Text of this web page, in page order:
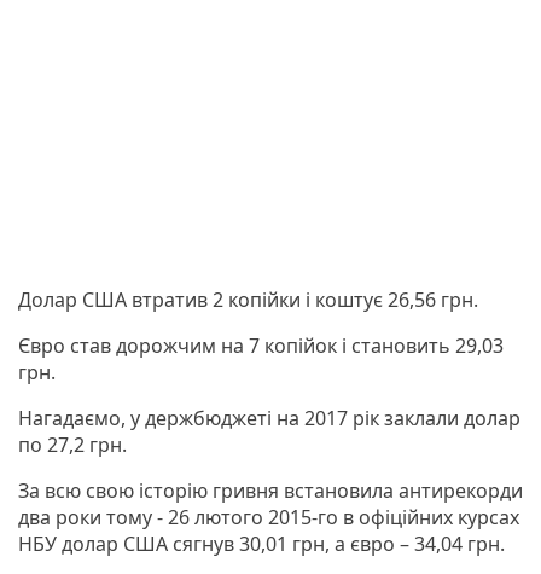
Долар США втратив 2 копійки і коштує 26,56 грн.
Євро став дорожчим на 7 копійок і становить 29,03
грн.
Нагадаємо, у держбюджеті на 2017 рік заклали долар
по 27,2 грн.
За всю свою історію гривня встановила антирекорди
два роки тому - 26 лютого 2015-го в офіційних курсах
НБУ долар США сягнув 30,01 грн, а євро – 34,04 грн.